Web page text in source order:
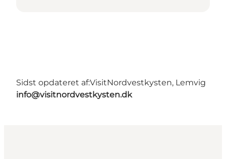
Sidst opdateret af:VisitNordvestkysten, Lemvig
info@visitnordvestkysten.dk